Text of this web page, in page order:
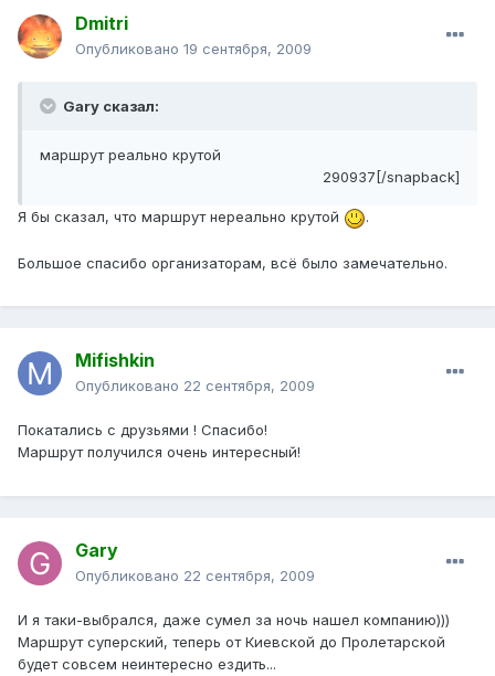
Dmitri
Опубликовано 19 сентября, 2009
Gary сказал:
маршрут реально крутой
290937[/snapback]
Я бы сказал, что маршрут нереально крутой .
Большое спасибо организаторам, всё было замечательно.
Mifishkin
Опубликовано 22 сентября, 2009
Покатались с друзьями ! Спасибо!
Маршрут получился очень интересный!
Gary
Опубликовано 22 сентября, 2009
И я таки-выбрался, даже сумел за ночь нашел компанию)))
Маршрут суперский, теперь от Киевской до Пролетарской
будет совсем неинтересно ездить...